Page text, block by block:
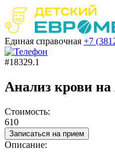
Единая справочная +7
#18329.1
Анализ крови
Стоимость:
610
Записаться на прием
Описание: